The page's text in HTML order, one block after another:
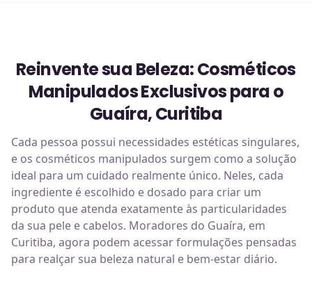
Reinvente sua Beleza: Cosméticos
Manipulados Exclusivos para o
Guaíra, Curitiba
Cada pessoa possui necessidades estéticas singulares,
e os cosméticos manipulados surgem como a solução
ideal para um cuidado realmente único. Neles, cada
ingrediente é escolhido e dosado para criar um
produto que atenda exatamente às particularidades
da sua pele e cabelos. Moradores do Guaíra, em
Curitiba, agora podem acessar formulações pensadas
para realçar sua beleza natural e bem-estar diário.